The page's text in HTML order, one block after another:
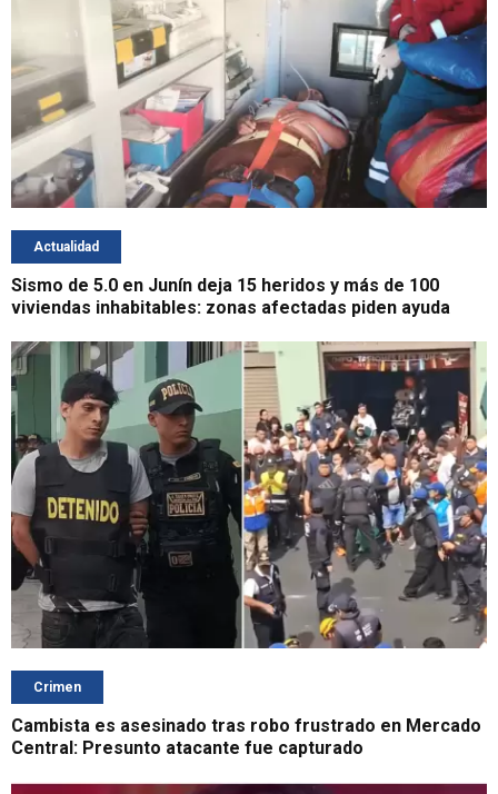
Actualidad
Sismo de 5.0 en Junín deja 15 heridos y más de 100
viviendas inhabitables: zonas afectadas piden ayuda
Crimen
Cambista es asesinado tras robo frustrado en Mercado
Central: Presunto atacante fue capturado